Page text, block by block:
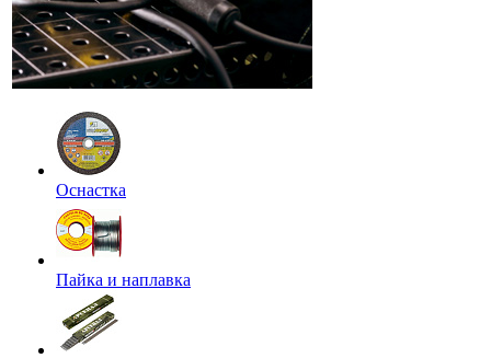
Оснастка
Пайка и наплавка